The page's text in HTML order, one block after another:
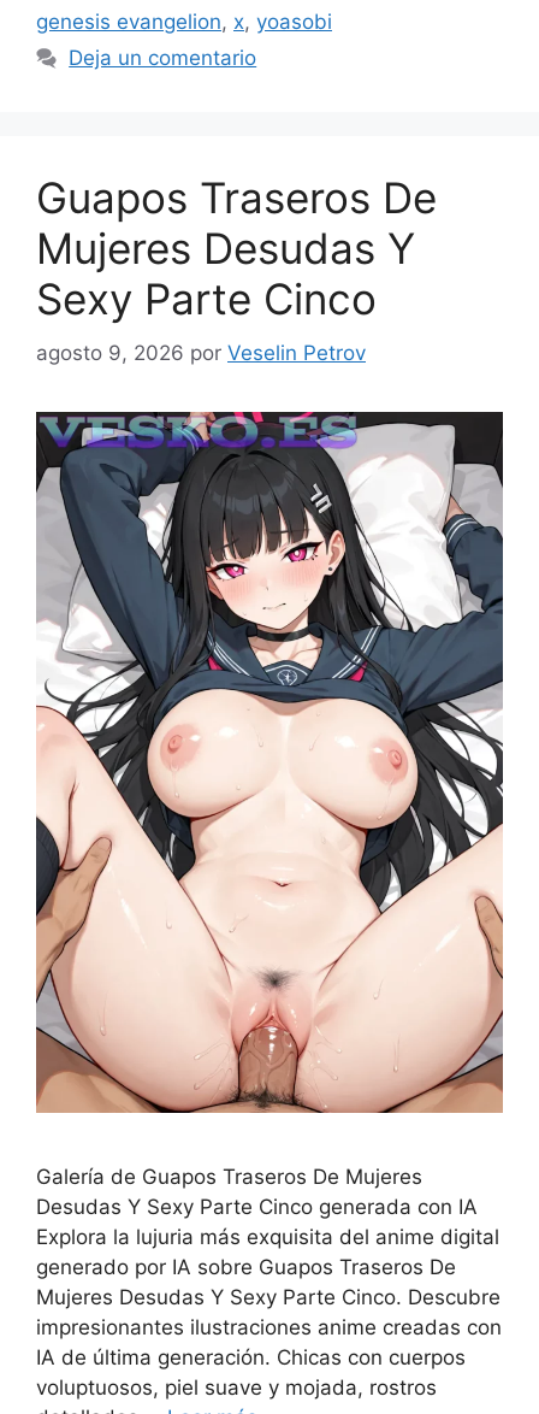
genesis evangelion, x, yoasobi
Deja un comentario
Guapos Traseros De
Mujeres Desudas Y
Sexy Parte Cinco
agosto 9, 2026 por Veselin Petrov
Galería de Guapos Traseros De Mujeres
Desudas Y Sexy Parte Cinco generada con IA
Explora la lujuria más exquisita del anime digital
generado por IA sobre Guapos Traseros De
Mujeres Desudas Y Sexy Parte Cinco. Descubre
impresionantes ilustraciones anime creadas con
IA de última generación. Chicas con cuerpos
voluptuosos, piel suave y mojada, rostros